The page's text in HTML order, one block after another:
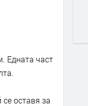
Едната част
оставя за